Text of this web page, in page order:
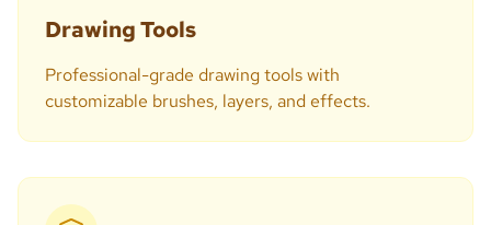
Drawing Tools
Professional-grade drawing tools with
customizable brushes, layers, and effects.